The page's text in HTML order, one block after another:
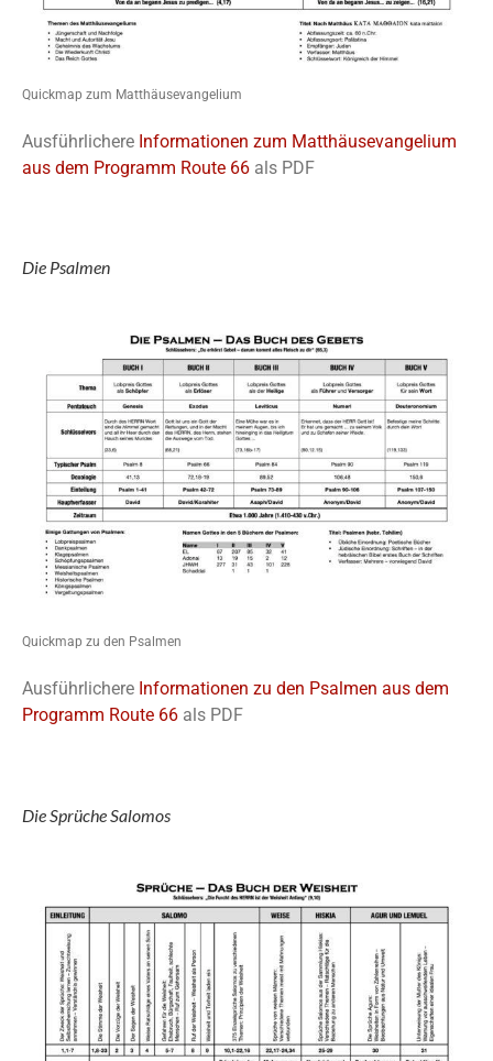
Quickmap zum Matthäusevangelium
Ausführlichere Informationen zum Matthäusevangelium
aus dem Programm Route 66 als PDF
Die Psalmen
Quickmap zu den Psalmen
Ausführlichere Informationen zu den Psalmen aus dem
Programm Route 66 als PDF
Die Sprüche Salomos